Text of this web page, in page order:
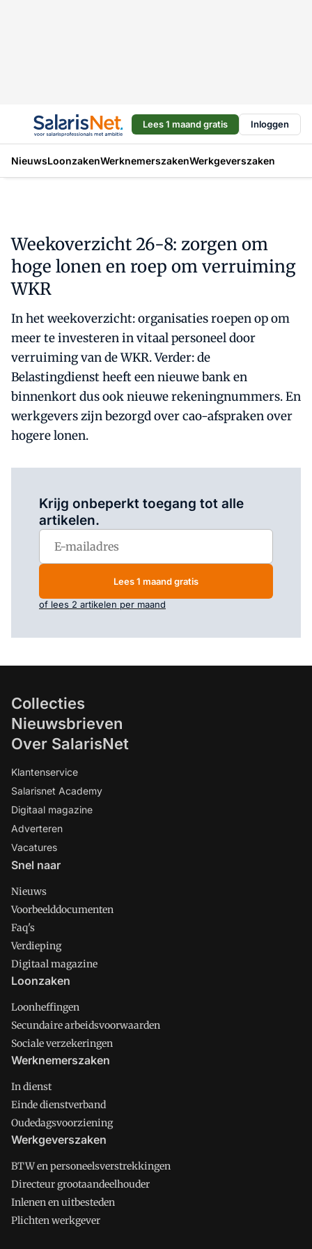
Lees 1 maand gratis Inloggen
NieuwsLoonzakenWerknemerszakenWerkgeverszaken
Weekoverzicht 26-8: zorgen om
hoge lonen en roep om verruiming
WKR
In het weekoverzicht: organisaties roepen op om
meer te investeren in vitaal personeel door
verruiming van de WKR. Verder: de
Belastingdienst heeft een nieuwe bank en
binnenkort dus ook nieuwe rekeningnummers. En
werkgevers zijn bezorgd over cao-afspraken over
hogere lonen.
Krijg onbeperkt toegang tot alle
artikelen.
Lees 1 maand gratis
of lees 2 artikelen per maand
Collecties
Nieuwsbrieven
Over SalarisNet
Klantenservice
Salarisnet Academy
Digitaal magazine
Adverteren
Vacatures
Snel naar
Nieuws
Voorbeelddocumenten
Faq's
Verdieping
Digitaal magazine
Loonzaken
Loonheffingen
Secundaire arbeidsvoorwaarden
Sociale verzekeringen
Werknemerszaken
In dienst
Einde dienstverband
Oudedagsvoorziening
Werkgeverszaken
BTW en personeelsverstrekkingen
Directeur grootaandeelhouder
Inlenen en uitbesteden
Plichten werkgever